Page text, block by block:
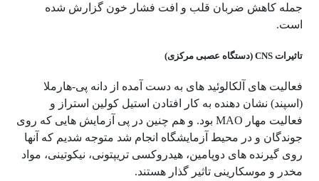
جمله کاهش ضربان قلب و افت فشار خون گزارش شده
است.
تاثیرات CNS (دستگاه عصبی مرکزی)
فعالیت های آلکالوئید های به دست آمده از دانه پی-هارملا
(اسپند) نشان دهنده به کار افتادن استیل کولین استراز و
فعالیت مهار MAO بود. و هم چنین در پی آزمایش هایی که روی
جوندگان و در محیط آزمایشگاه انجام شد متوجه شدیم که آنها
روی گیرنده های دوپامین، هیدروکسی تریپتونی، نیکوتینی، مواد
مخدر و موسکارینی تاثیر گذار هستند.